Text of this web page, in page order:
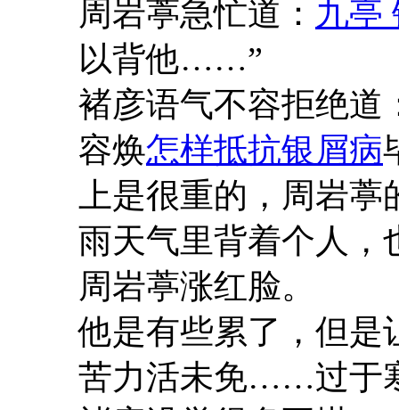
周岩葶急忙道： 九亭
以背他……”
褚彦语气不容拒绝道
容焕怎样抵抗银屑病
上是很重的，周岩
雨天气里背着个人，
周岩葶涨红脸。
他是有些累了，但是
苦力活未免……过于